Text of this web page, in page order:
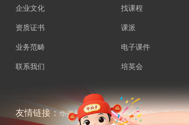
企业文化
资质证书
业务范畴
联系我们
找课程
课派
电子课件
培英会
友情链接：华师兄弟 讲师经纪 培博会 课师宝